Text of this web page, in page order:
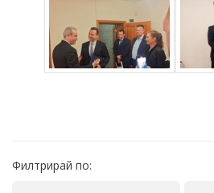
Филтрирай по: